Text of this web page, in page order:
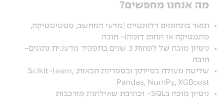
מה אנחנו מחפשים?
תואר בתחומים רלוונטיים (מדעי המחשב, סטטיסטיקה,
מתמטיקה או תחום דומה)- חובה
ניסיון מוכח של לפחות 3 שנים בתפקיד מדענ.ית נתונים-
חובה
שליטה מעולה בפייתון ובספריות הבאות: Scikit-learn,
Pandas, NumPy, XGBoost
ניסיון מוכח בSQL- וכתיבת שאילתות מורכבות